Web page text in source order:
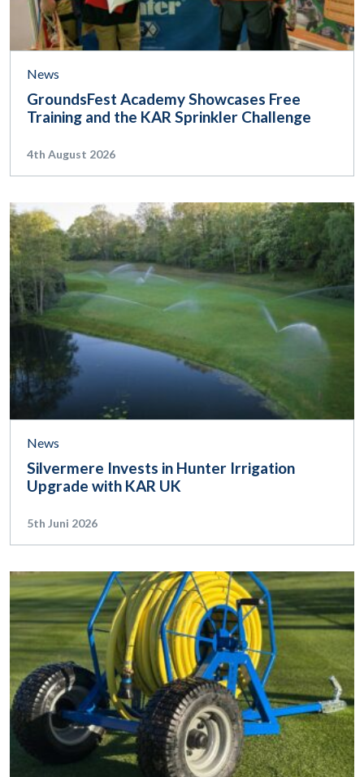
News
GroundsFest Academy Showcases Free
Training and the KAR Sprinkler Challenge
4th August 2026
News
Silvermere Invests in Hunter Irrigation
Upgrade with KAR UK
5th Juni 2026